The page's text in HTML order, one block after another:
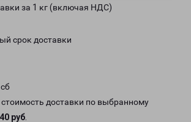
за 1 кг (включая НДС)
срок доставки
доставки по выбранному
руб.